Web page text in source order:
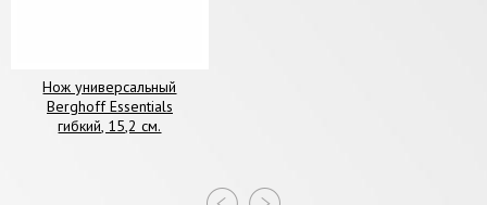
Нож универсальный
Berghoff Essentials
гибкий, 15,2 см.